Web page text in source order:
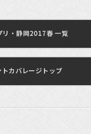
リ・静岡2017春 一覧
カバレージトップ